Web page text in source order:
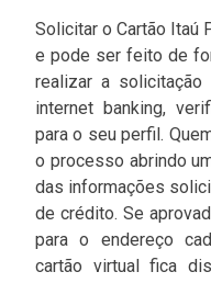
Solicitar o Cartão Itaú
e pode ser feito de
realizar a
internet banking,
para o seu perfil.
o processo abrindo
das informações
de crédito. Se
para o endereço
cartão virtual fica